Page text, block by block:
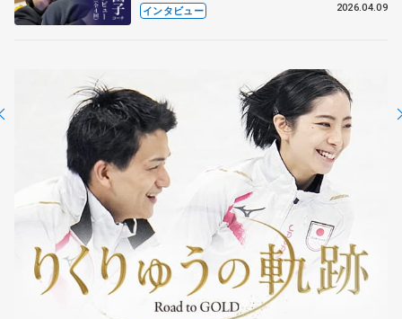
も通用するという坂本花織の筋肉
インタビュー 2026.04.09